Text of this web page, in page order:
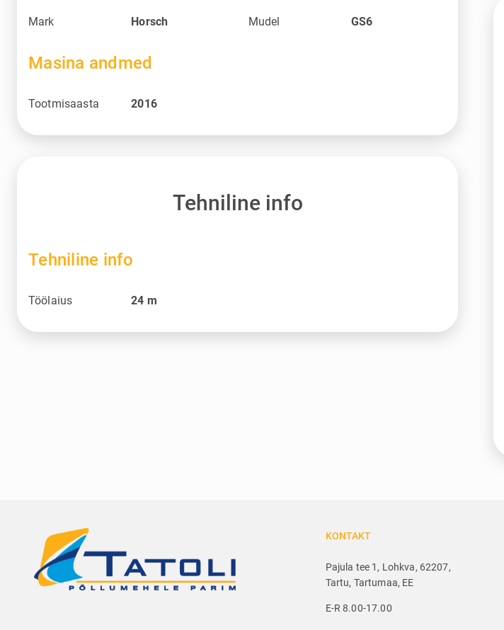
Mark Horsch Mudel GS6
Masina andmed
Tootmisaasta 2016
Tehniline info
Tehniline info
Töölaius 24 m
KONTAKT
Pajula tee 1, Lohkva, 62207,
Tartu, Tartumaa, EE
E-R 8.00-17.00